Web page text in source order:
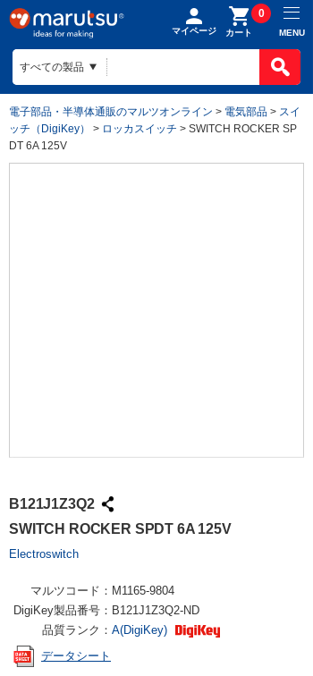
マイページ カート
0
MENU
電子部品・半導体通販のマルツオンライン > 電気部品 > スイ
ッチ（DigiKey）
> ロッカスイッチ > SWITCH ROCKER SP
DT 6A 125V
B121J1Z3Q2
SWITCH ROCKER SPDT 6A 125V
Electroswitch
マルツコード： M1165-9804
DigiKey製品番号： B121J1Z3Q2-ND
品質ランク： A(DigiKey)
データシート